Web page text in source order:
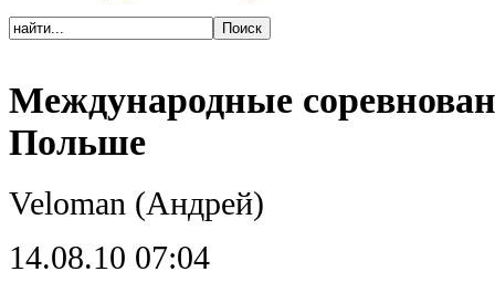
Международные
Польше
Veloman (Андрей)
14.08.10 07:04